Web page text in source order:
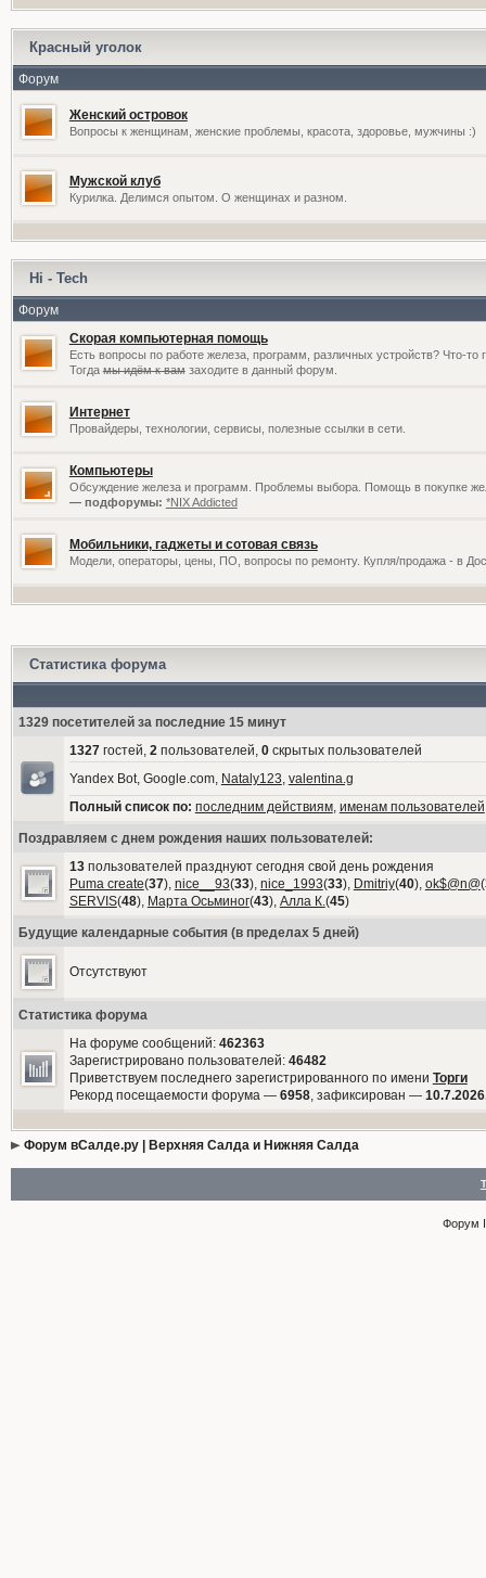
Красный уголок
Форум
Женский островок
Вопросы к женщинам, женские проблемы, красота, здоровье, мужчины :)
Мужской клуб
Курилка. Делимся опытом. О женщинах и разном.
Hi - Tech
Форум
Скорая компьютерная помощь
Есть вопросы по работе железа, программ, различных устройств? Что-то
Тогдамы идём к вамзаходите в данный форум.
Интернет
Провайдеры, технологии, сервисы, полезные ссылки в сети.
Компьютеры
Обсуждение железа и программ. Проблемы выбора. Помощь в покупке
— подфорумы: *NIX Addicted
Мобильники, гаджеты и сотовая связь
Модели, операторы, цены, ПО, вопросы по ремонту. Купля/продажа - в
Статистика форума
1329 посетителей за последние 15 минут
1327гостей, 2пользователей, 0скрытых пользователей
Yandex Bot, Google.com, Nataly123, valentina.g
Полный список по: последним действиям, именам пользователей
Поздравляем с днем рождения наших пользователей:
13пользователей празднуют сегодня свой день рождения
Puma create(37), nice__93(33), nice_1993(33), Dmitriy(40), ok$@n@(
SERVIS(48), Марта Осьминог(43), Алла К.(45)
Будущие календарные события (в пределах 5 дней)
Отсутствуют
Статистика форума
На форуме сообщений: 462363
Зарегистрировано пользователей: 46482
Приветствуем последнего зарегистрированного по имени Торги
Рекорд посещаемости форума — 6958, зафиксирован —
Форум вСалде.ру | Верхняя Салда и Нижняя Салда
Форум